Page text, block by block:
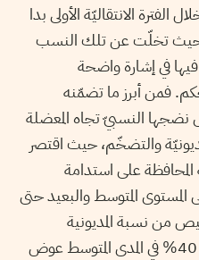
الانتقاليّة الأولى بدا
حيث تخلّت عن تلك النسب
فيها في إشارة واضحة
فمن أبرز ما تضمّنه
النسبيّ تجاه المعضلة
والتضخّم، حيث اقتصر
على استدامة
المستوى المتوسط والبعيد حتى
والتقليص من نسبة المديونية
الخارجية من الدين العام لتمثل 40% في المدى المتوسط عوض